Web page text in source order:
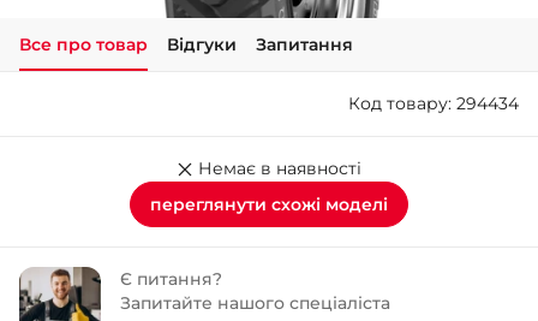
+38 (050)-911-911-2
+38 (099)-643-33-77
+38 (068)-923-74-19
- Калинова
Все про товар Відгуки Запитання
Код товару: 294434
Немає в наявності
переглянути схожі моделі
Є питання?
Запитайте нашого спеціаліста